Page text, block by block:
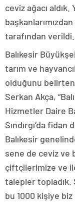
ceviz ağacı
tarafından verildi.
Balıkesir
tarım ve
olduğunu belirten
Serkan Akça,
Hizmetler Daire
Sındırgı’da fidan
Balıkesir
sene de ceviz ve
çiftçilerimize ve
talepler topladık.
bu 1000 kişiye